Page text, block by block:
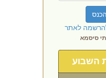
הכנס
לאתר
סיסמא
השבוע